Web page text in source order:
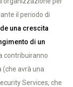
il periodo di
una crescita
di un
contribuiranno
(che avrà una
Services, che